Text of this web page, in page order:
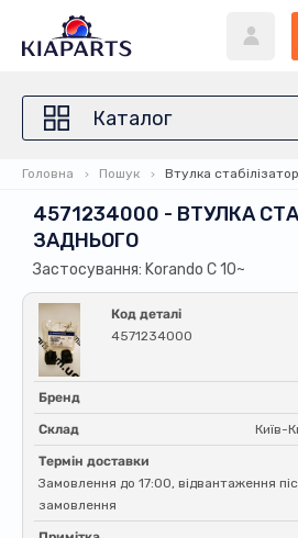
Каталог
Головна Пошук Втулка
4571234000 - ВТУЛКА
ЗАДНЬОГО
Застосування: Korando C 10~
Код деталі
4571234000
Бренд
Склад Київ-
Термін доставки
Замовлення до 17:00, відвантаження
замовлення